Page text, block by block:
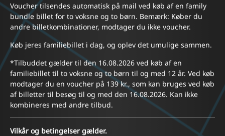
Voucher tilsendes automatisk på mail ved køb af en family
bundle billet for to voksne og to børn. Bemærk: Køber du
andre billetkombinationer, modtager du ikke voucher.
Køb jeres familiebillet i dag, og oplev det umulige sammen.
*Tilbuddet gælder til den 16.08.2026 ved køb af en
familiebillet til to voksne og to børn til og med 12 år. Ved køb
modtager du en voucher på 139 kr., som kan bruges ved køb
af billetter til besøg til og med den 16.08.2026. Kan ikke
kombineres med andre tilbud.
Vilkår og betingelser gælder.